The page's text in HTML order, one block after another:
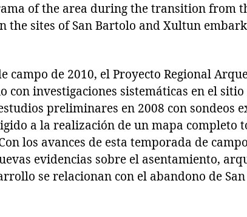
of the area during the transition from
the sites of San Bartolo and Xultun
campo de 2010, el Proyecto Regional
con investigaciones sistemáticas en el
preliminares en 2008 con sondeos
a la realización de un mapa completo
los avances de esta temporada de
evidencias sobre el asentamiento,
se relacionan con el abandono de